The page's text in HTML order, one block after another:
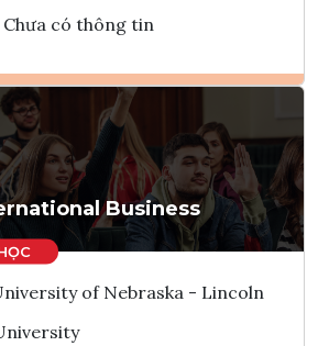
Chưa có thông tin
Ghi danh
Tham vấn Interlink
Business
of Nebraska - Lincoln